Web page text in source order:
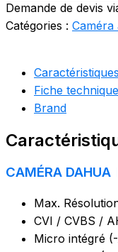
Demande de devis
Catégories : Caméra
Caractéristiques
Fiche technique
Brand
CAMÉRA
Max.
CVI / CVBS /
Micro intégré